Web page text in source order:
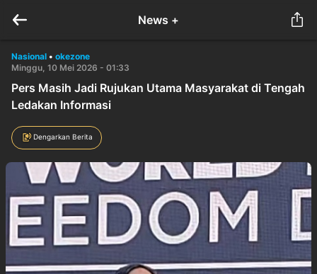
News +
Nasional • okezone
Minggu, 10 Mei 2026 - 01:33
Pers Masih Jadi Rujukan Utama Masyarakat di Tengah
Ledakan Informasi
Dengarkan Berita